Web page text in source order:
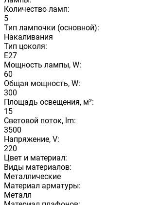
Количество ламп:
5
Тип лампочки (основной):
Накаливания
Тип цоколя:
E27
Мощность лампы, W:
60
Общая мощность, W:
300
Площадь освещения, м²:
15
Световой поток, lm:
3500
Напряжение, V:
220
Цвет и материал:
Виды материалов:
Металлические
Материал арматуры:
Металл